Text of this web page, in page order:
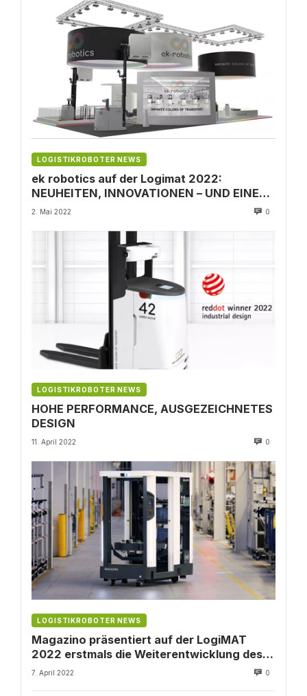
LOGISTIKROBOTER NEWS
ek robotics auf der Logimat 2022:
NEUHEITEN, INNOVATIONEN – UND EINE
WELTPREMIERE!
2. Mai 2022 0
LOGISTIKROBOTER NEWS
HOHE PERFORMANCE, AUSGEZEICHNETES
DESIGN
11. April 2022 0
LOGISTIKROBOTER NEWS
Magazino präsentiert auf der LogiMAT
2022 erstmals die Weiterentwicklung des
Roboters SOTO
7. April 2022 0